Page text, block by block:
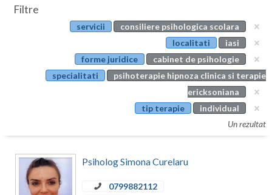
Botosani
Calarasi
Caras-Severin
Cluj
Articole
Evenimente
Membri
Filtre
servicii
consiliere psihologica scolara
localitati
iasi
forme juridice
cabinet de psihologie
specialitati
psihoterapie hipnoza clinica si terapie
ericksoniana
tip terapie
individual
Un rezultat
Psiholog Simona Curelaru
0799882112